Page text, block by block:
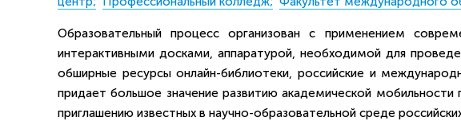
Образовательный процесс организован с применением
интерактивными досками, аппаратурой, необходимой для
обширные ресурсы онлайн-библиотеки, российские и
придает большое значение развитию академической
приглашению известных в научно-образовательной среде